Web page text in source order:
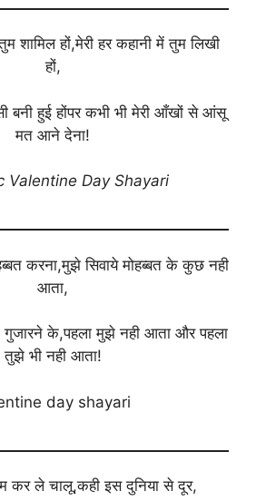
शामिल हों,मेरी हर कहानी में तुम लिखी
हों,
बनी हुई होंपर कभी भी मेरी आँखों से आंसू
मत आने देना!
Valentine Day Shayari
करना,मुझे सिवाये मोहब्बत के कुछ नही
आता,
गुजारने के,पहला मुझे नही आता और पहला
तुझे भी नही आता!
day shayari
कर ले चालू,कही इस दुनिया से दूर,